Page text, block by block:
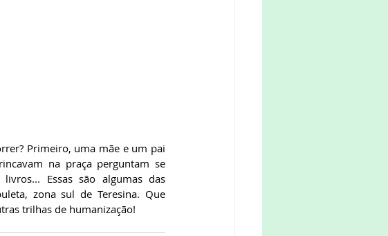
na praça perguntam se
Essas são algumas das
zona sul de Teresina. Que
trilhas de humanização!